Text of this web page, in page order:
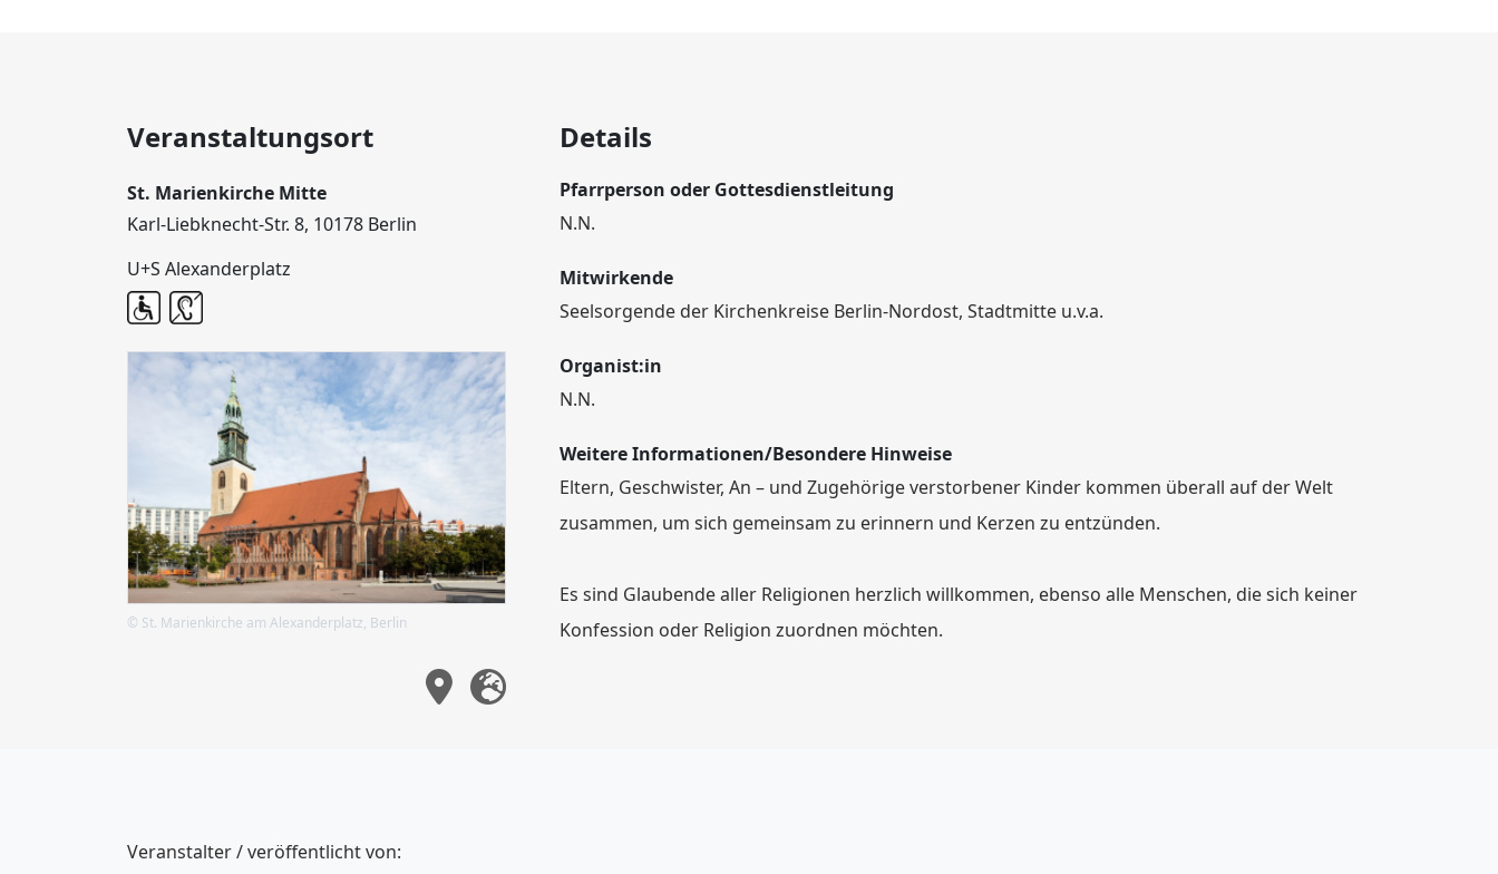
Veranstaltungsort
St. Marienkirche Mitte
Karl-Liebknecht-Str. 8, 10178 Berlin
U+S Alexanderplatz
© St. Marienkirche am Alexanderplatz, Berlin
Details
Pfarrperson oder Gottesdienstleitung
N.N.
Mitwirkende
Seelsorgende der Kirchenkreise Berlin-Nordost, Stadtmitte u.v.a.
Organist:in
N.N.
Weitere Informationen/Besondere Hinweise
Eltern, Geschwister, An – und Zugehörige verstorbener Kinder kommen überall auf der Welt
zusammen, um sich gemeinsam zu erinnern und Kerzen zu entzünden.
Es sind Glaubende aller Religionen herzlich willkommen, ebenso alle Menschen, die sich keiner
Konfession oder Religion zuordnen möchten.
Veranstalter / veröffentlicht von: